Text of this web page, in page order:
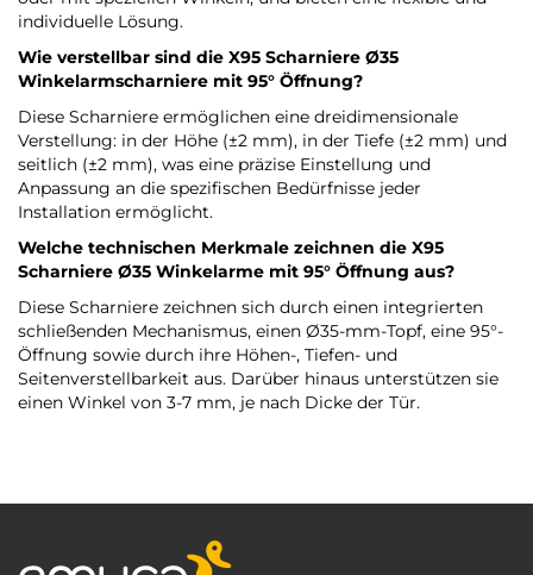
individuelle Lösung.
Wie verstellbar sind die X95 Scharniere Ø35
Winkelarmscharniere mit 95° Öffnung?
Diese Scharniere ermöglichen eine dreidimensionale
Verstellung: in der Höhe (±2 mm), in der Tiefe (±2 mm) und
seitlich (±2 mm), was eine präzise Einstellung und
Anpassung an die spezifischen Bedürfnisse jeder
Installation ermöglicht.
Welche technischen Merkmale zeichnen die X95
Scharniere Ø35 Winkelarme mit 95° Öffnung aus?
Diese Scharniere zeichnen sich durch einen integrierten
schließenden Mechanismus, einen Ø35-mm-Topf, eine 95°-
Öffnung sowie durch ihre Höhen-, Tiefen- und
Seitenverstellbarkeit aus. Darüber hinaus unterstützen sie
einen Winkel von 3-7 mm, je nach Dicke der Tür.